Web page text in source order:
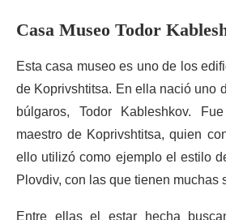
Casa Museo Todor
Esta casa museo es uno de los
de Koprivshtitsa. En ella nació uno
búlgaros, Todor Kableshkov.
maestro de Koprivshtitsa, quien
ello utilizó como ejemplo el estilo
Plovdiv, con las que tienen muchas
Entre ellas el estar hecha